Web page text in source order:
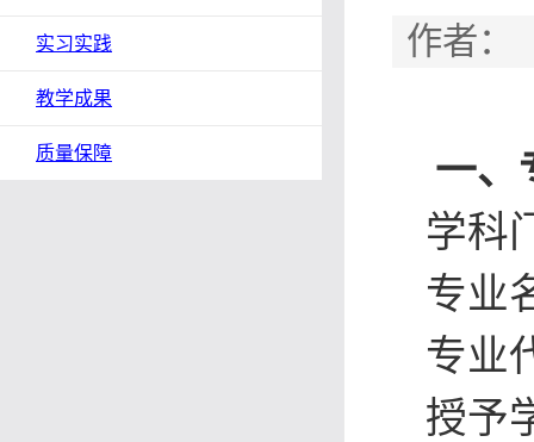
实习实践
教学成果
质量保障
作者：
一、
学科
专业
专业
授予